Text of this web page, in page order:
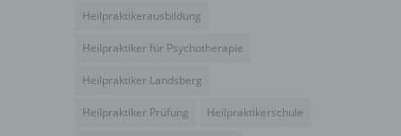
Heilpraktikerausbildung
Heilpraktiker für Psychotherapie
Heilpraktiker Landsberg
Heilpraktiker Prüfung Heilpraktikerschule
Grundverordnung, sonstiger in den Mitgliedstaaten
Datenschutzgesetze und anderer Bestimmungen